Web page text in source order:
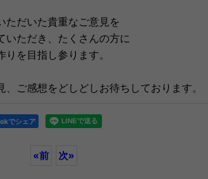
ただいた貴重なご意見を
いただき、たくさんの方に
を目指し参ります。
ご感想をどしどしお待ちしております。
でシェア
«前 次»